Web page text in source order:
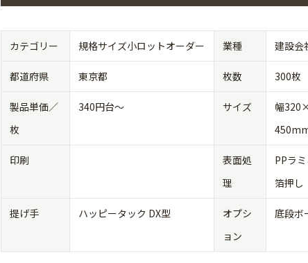
カテゴリー 規格サイズ小ロットオーダー 業種 建設会
都道府県 東京都 枚数 300枚
製品単価／
枚
340円台〜 サイズ
幅
印刷
表面処
理
PPラ
箔押し
提げ手 ハッピータック DX型
オプシ
ョン
底段ボ